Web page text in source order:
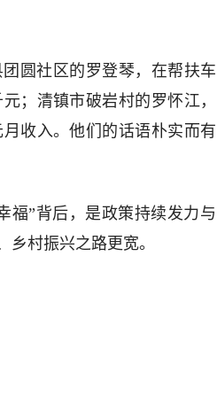
圆社区的罗登琴，在帮扶车
；清镇市破岩村的罗怀江，
收入。他们的话语朴实而有
福”背后，是政策持续发力与
村振兴之路更宽。